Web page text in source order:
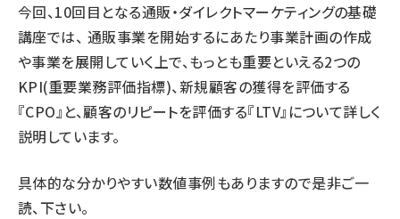
今回、10回目となる通販・ダイレクトマーケティングの基礎
講座では、 通販事業を開始するにあたり事業計画の作成
や事業を展開していく上で、もっとも重要といえる2つの
KPI(重要業務評価指標)、新規顧客の獲得を評価する
『CPO』と、顧客のリピートを評価する『LTV』について詳しく
説明しています。
具体的な分かりやすい数値事例もありますので是非ご一
読、下さい。